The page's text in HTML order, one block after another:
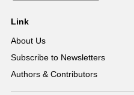
Link
About Us
Subscribe to Newsletters
Authors & Contributors